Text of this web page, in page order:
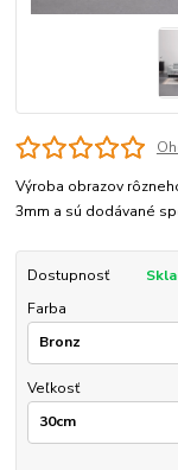
Výroba obrazov
3mm a sú dodávané
Dostupnosť
Farba
Veľkosť